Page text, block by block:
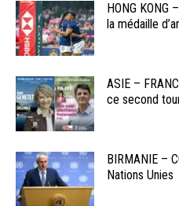
HONG KONG
la médaille
ASIE –
ce second
BIRMANIE –
Nations Unies